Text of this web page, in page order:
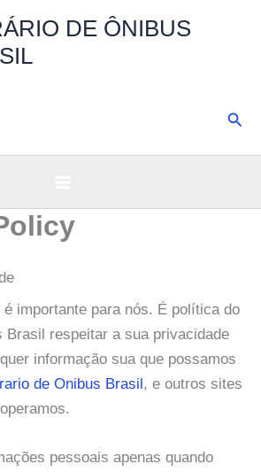
DE ÔNIBUS
importante para nós. É política do
Brasil respeitar a sua privacidade
informação sua que possamos
de Onibus Brasil, e outros sites
pessoais apenas quando